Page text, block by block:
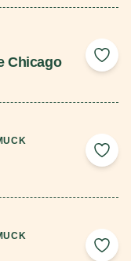
Chicago Add
Add
Add